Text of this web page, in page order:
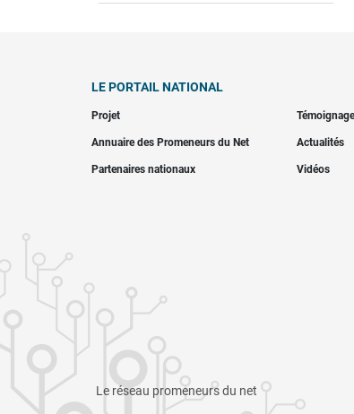
LE PORTAIL NATIONAL
Projet
Annuaire des Promeneurs du Net Actualités
Partenaires nationaux Vidéos
Le réseau promeneurs du net